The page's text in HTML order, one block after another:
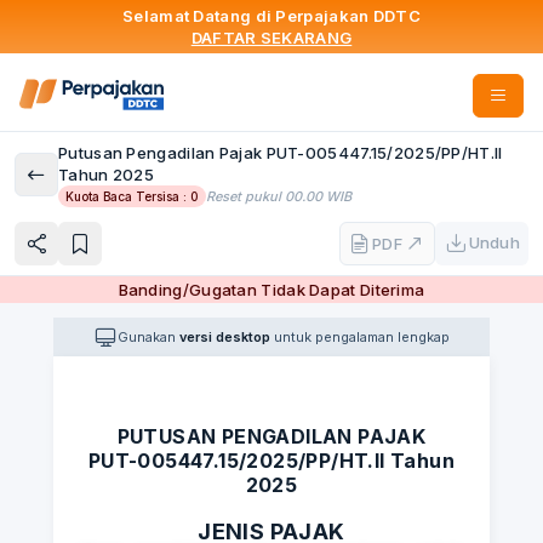
Selamat Datang di Perpajakan DDTC
DAFTAR SEKARANG
Putusan Pengadilan Pajak PUT-005447.15/2025/PP/HT.II
Tahun 2025
Kuota Baca Tersisa : 0 Reset pukul 00.00 WIB
PDF Unduh
Banding/Gugatan Tidak Dapat Diterima
Gunakan versi desktop untuk pengalaman lengkap
PUTUSAN PENGADILAN PAJAK
PUT-005447.15/2025/PP/HT.II Tahun
2025
JENIS PAJAK